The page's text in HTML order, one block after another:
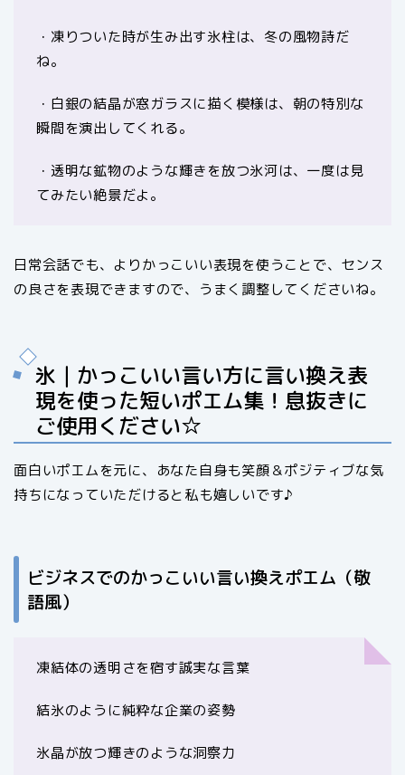
・凍りついた時が生み出す氷柱は、冬の風物詩だ
ね。
・白銀の結晶が窓ガラスに描く模様は、朝の特別な
瞬間を演出してくれる。
・透明な鉱物のような輝きを放つ氷河は、一度は見
てみたい絶景だよ。
日常会話でも、よりかっこいい表現を使うことで、センス
の良さを表現できますので、うまく調整してくださいね。
氷｜かっこいい言い方に言い換え表
現を使った短いポエム集！息抜きに
ご使用ください☆
面白いポエムを元に、あなた自身も笑顔＆ポジティブな気
持ちになっていただけると私も嬉しいです♪
ビジネスでのかっこいい言い換えポエム（敬
語風）
凍結体の透明さを宿す誠実な言葉
結氷のように純粋な企業の姿勢
氷晶が放つ輝きのような洞察力